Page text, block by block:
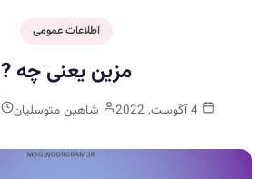
اطلاعات عمومی
مزین یعنی چه ?
4 آگوست, 2022 شاهین متوسلیان